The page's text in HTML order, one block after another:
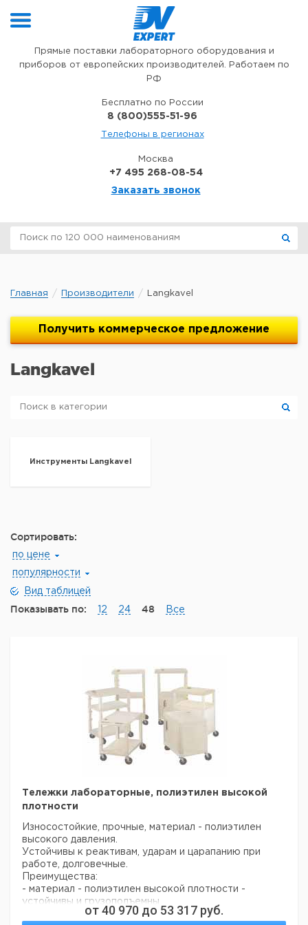
Прямые поставки лабораторного оборудования и
приборов от европейских производителей. Работаем по
РФ
Бесплатно по России
8 (800)555-51-96
Телефоны в регионах
Москва
+7 495 268-08-54
Заказать звонок
Главная Производители Langkavel
Получить коммерческое предложение
Langkavel
Инструменты Langkavel
Сортировать:
по цене
популярности
Вид таблицей
Показывать по: 12 24 48 Все
Тележки лабораторные, полиэтилен высокой
плотности
Износостойкие, прочные, материал - полиэтилен
высокого давления.
Устойчивы к реактивам, ударам и царапанию при
работе, долговечные.
Преимущества:
- материал - полиэтилен высокой плотности -
устойчивы и грузоподъемны
- большой срок службы - простая сборка без винтов
от40 970 до 53 317 руб.